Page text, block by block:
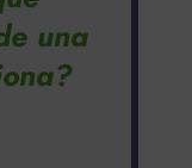
una